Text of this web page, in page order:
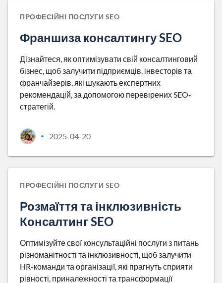
ПРОФЕСІЙНІ ПОСЛУГИ SEO
Франшиза консалтингу SEO
Дізнайтеся, як оптимізувати свій консалтинговий
бізнес, щоб залучити підприємців, інвесторів та
франчайзерів, які шукають експертних
рекомендацій, за допомогою перевірених SEO-
стратегій.
• 2025-04-20
ПРОФЕСІЙНІ ПОСЛУГИ SEO
Розмаїття та інклюзивність
Консалтинг SEO
Оптимізуйте свої консультаційні послуги з питань
різноманітності та інклюзивності, щоб залучити
HR-команди та організації, які прагнуть сприяти
рівності, приналежності та трансформації